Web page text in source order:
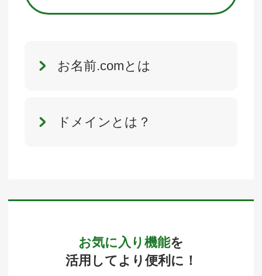
お名前.comとは
ドメインとは？
お気に入り機能を
活用してより便利に！